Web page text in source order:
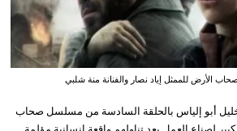
الأرض للممثل إياد نصار والفنانة منة شلبي
أبو إلياس بالحلقة السادسة من مسلسل صحاب